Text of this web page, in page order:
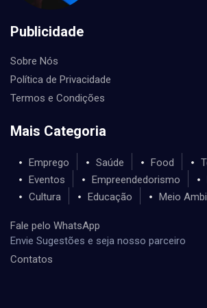
Publicidade
Sobre Nós
Política de Privacidade
Termos e Condições
Mais Categoria
Emprego Saúde Food
Eventos
Empreendedorismo
Cultura
Educação Meio
Fale pelo WhatsApp
Envie Sugestões e seja nosso parceiro
Contatos